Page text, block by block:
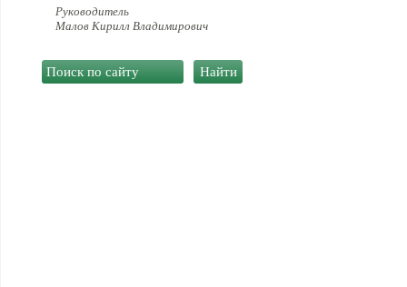
Руководитель
Малов Кирилл Владимирович